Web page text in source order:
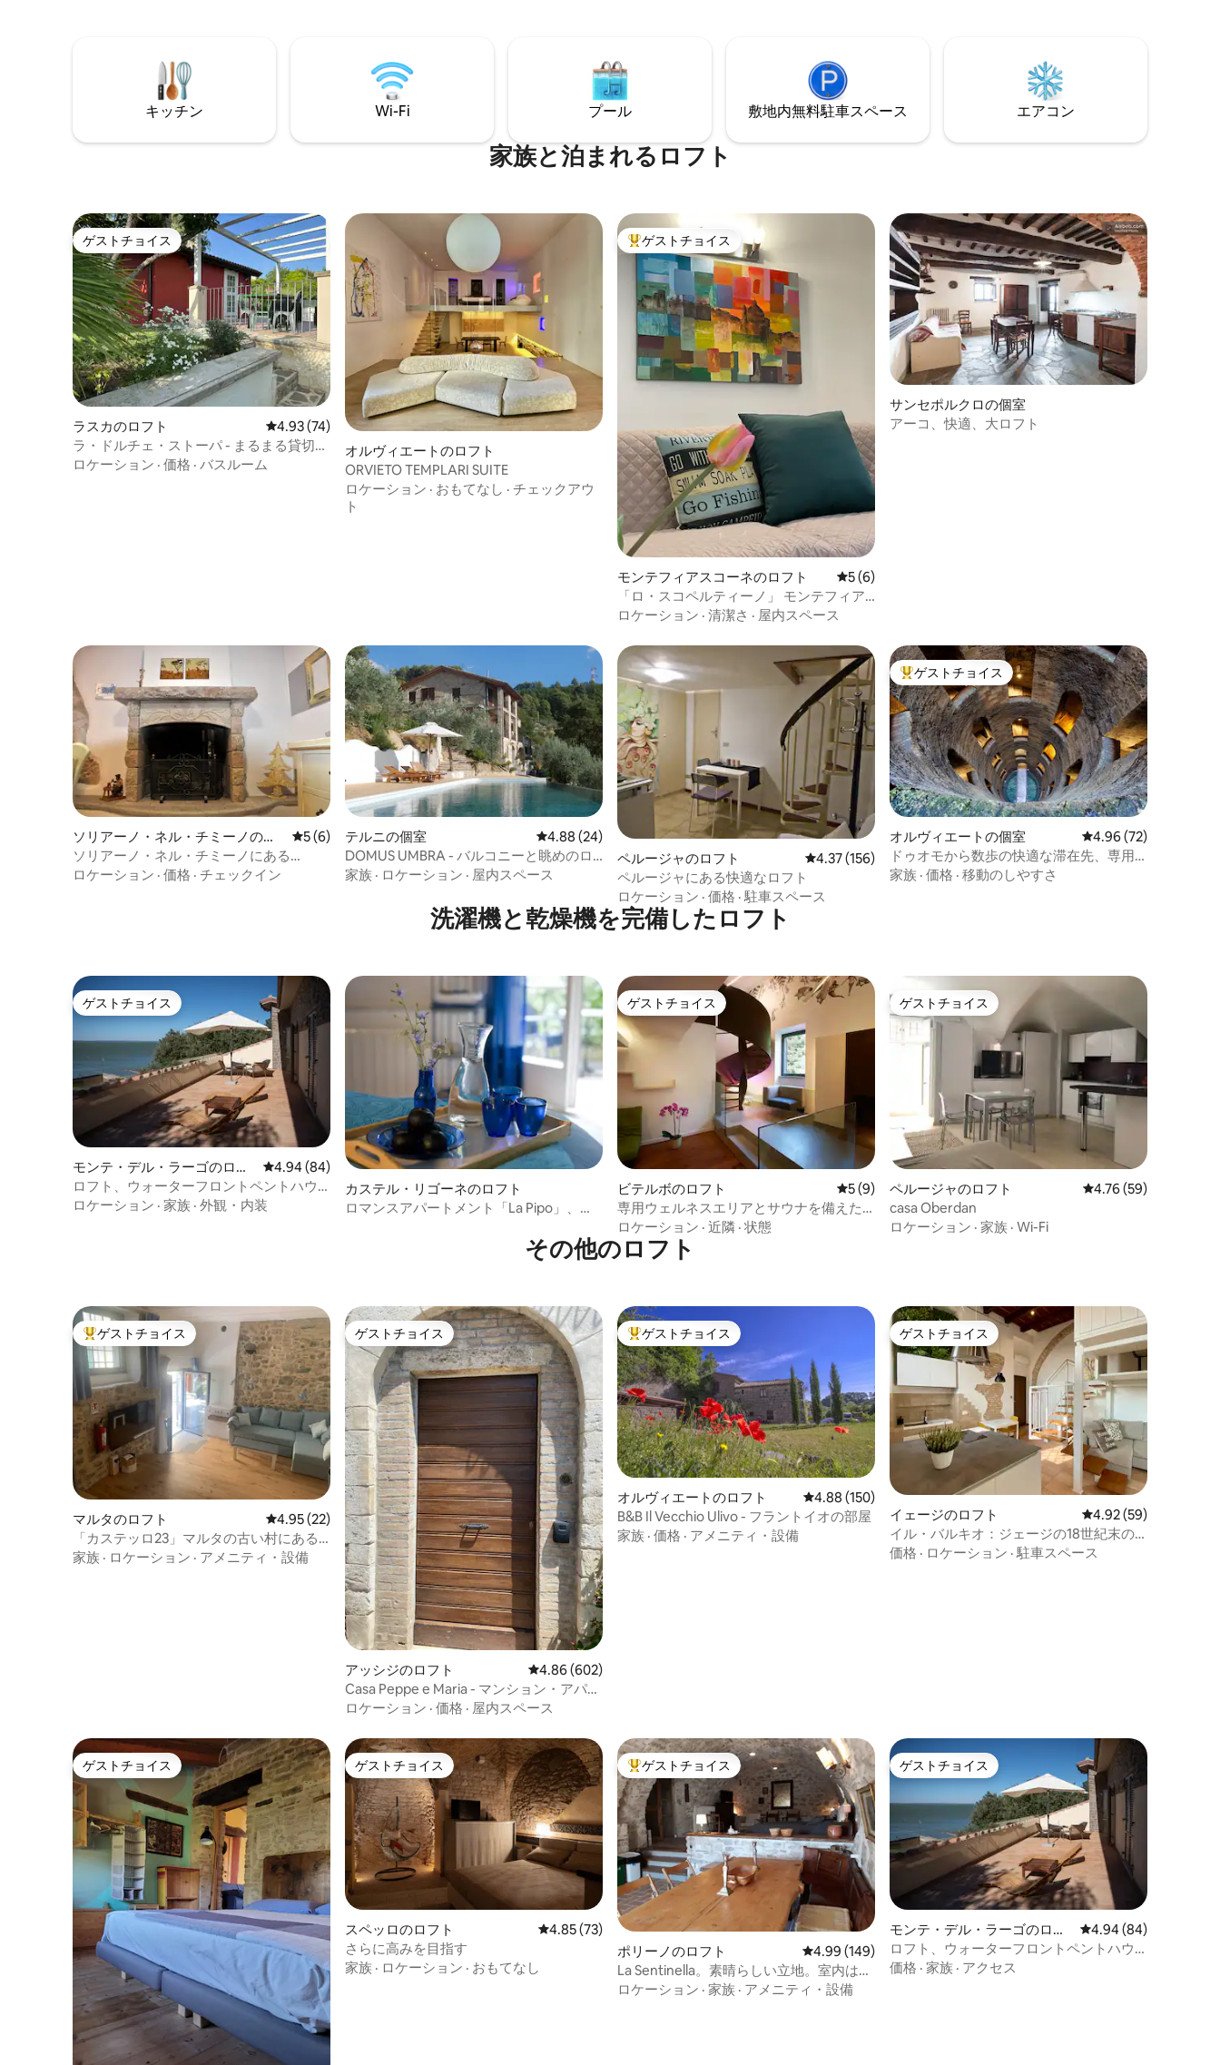
なエンターテイメント3台のスマートテレ
ビNetflix Wi - Fi無料。シャンプーボー
ト、コーヒー、ティーブレック
ンチネッラ。古いアーチ型の納屋は60平
方メートルのワンルームマンションに変
身しました。 最大限の本格的な雰囲気...
最大限の快適さ。
ラマの道などのランドマークがある、素
晴らしい景色を楽しむことができます。
キッチン Wi-Fi プール 敷地内無料駐⁠車ス⁠ペ⁠ー⁠ス エアコン
家族と泊まれるロフト
ゲストチョイス
ゲストチョイス
ラスカのロフト レビュー74件、5つ星中4.93つ星の平均評価
4.93 (74)
ラ・ドルチェ・ストーパ - まるまる貸切ア
パートメント/B&B
ロケーション · 価格 · バスルーム
オルヴィエートのロフト
ORVIETO TEMPLARI SUITE
ロケーション · おもてなし · チェックアウ
ト
大好評のゲストチョイスです。
ゲストチョイス
モンテフィアスコーネのロフト レビュー6件、5つ星中5つ星の平均評価
5 (6)
「ロ・スコペルティーノ」 モンテフィア
スコーネ モンテフィアスコーネ
ロケーション · 清潔さ · 屋内スペース
サンセポルクロの個室
アーコ、快適、大ロフト
ソリアーノ・ネル・チミーノのロ
フト
レビュー6件、5つ星中5つ星の平均評価
5 (6)
ソリアーノ・ネル・チミーノにある
「ラ・バルケッタ・ディ・カルタ」ロフ
ロケーション · 価格 · チェックイン
テルニの個室 レビュー24件、5つ星中4.88つ星の平均評価
4.88 (24)
DOMUS UMBRA - バルコニーと眺めのロ
フト
家族 · ロケーション · 屋内スペース
ペルージャのロフト レビュー156件、5つ星中4.37つ星の平均評価
4.37 (156)
ペルージャにある快適なロフト
ロケーション · 価格 ·駐車スペース
大好評のゲストチョイスです。
ゲストチョイス
オルヴィエートの個室 レビュー72件、5つ星
4.96 (72)
ドゥオモから数歩の快適な滞在先、専用
バスルーム
家族 · 価格 · 移動のしやすさ
洗濯機と乾燥機を完備したロフト
ゲストチョイス
ゲストチョイス
モンテ・デル・ラーゴのロフ
ト
レビュー84件、5つ星中4.94つ星の平均評価
4.94 (84)
ロフト、ウォーターフロントペントハウ
ス、モンテデルラゴ
ロケーション · 家族 · 外観・内装
カステル・リゴーネのロフト
ロマンスアパートメント「La Pipo」、ロ
ゲストチョイス
ゲストチョイス
ビテルボのロフト レビュー9件、5つ星中5つ星の平均評価
5 (9)
専用ウェルネスエリアとサウナを備えた
豪華なロフト
ロケーション · 近隣 · 状態
ゲストチョイス
ゲストチョイス
ペルージャのロフト レビュー59件、5つ
4.76 (59)
casa Oberdan
ロケーション · 家族 · Wi-Fi
その他のロフト
大好評のゲストチョイスです。
ゲストチョイス
マルタのロフト レビュー22件、5つ星中4.95つ星の平均評価
4.95 (22)
「カステッロ23」マルタの古い村にある
ロフト
家族 · ロケーション · アメニティ・設備
ゲストチョイス
ゲストチョイス
アッシジのロフト レビュー602件、5つ星中4.86つ星の平均評価
4.86 (602)
Casa Peppe e Maria - マンション・アパー
ト
ロケーション · 価格 · 屋内スペース
大好評のゲストチョイスです。
ゲストチョイス
オルヴィエートのロフト レビュー150件、5つ星中4.88つ星の平均評価
4.88 (150)
B&B Il Vecchio Ulivo - フラントイオの部屋
家族 · 価格 · アメニティ・設備
ゲストチョイス
ゲストチョイス
イェージのロフト レビュー59件、5つ星
4.92 (59)
イル・バルキオ：ジェージの18世紀末の
建物のロフト
価格 · ロケーション · 駐車スペース
ゲストチョイス
ゲストチョイス ゲストチョイス
ゲストチョイス
スペッロのロフト レビュー73件、5つ星中4.85つ星の平均評価
4.85 (73)
さらに高みを目指す
家族 · ロケーション · おもてなし
大好評のゲストチョイスです。
ゲストチョイス
ポリーノのロフト レビュー149件、5つ星中4.99つ星の平均評価
4.99 (149)
La Sentinella。素晴らしい立地。室内は暖
かいです
ロケーション · 家族 · アメニティ・設備
ゲストチョイス
ゲストチョイス
モンテ・デル・ラーゴのロフ
ト
レビュー84件、5つ星
4.94 (84)
ロフト、ウォーターフロントペントハウ
ス、モンテデルラゴ
価格 · 家族 · アクセス